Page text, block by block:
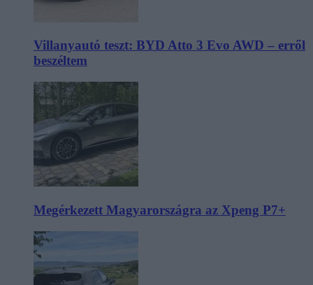
Villanyautó teszt: BYD Atto 3 Evo AWD – erről
beszéltem
Megérkezett Magyarországra az Xpeng P7+